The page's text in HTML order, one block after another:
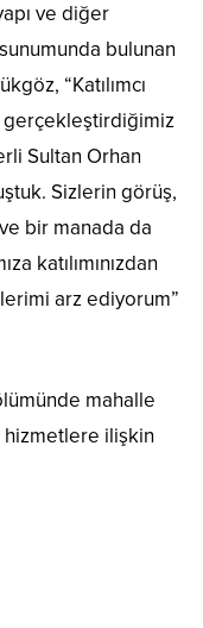
ve diğer
bulunan
“Katılımcı
gerçekleştirdiğimiz
Sultan Orhan
Sizlerin görüş,
bir manada da
katılımınızdan
arz ediyorum”
mahalle
hizmetlere ilişkin